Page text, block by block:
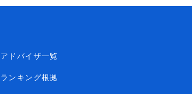
アドバイザ一覧
ランキング根拠